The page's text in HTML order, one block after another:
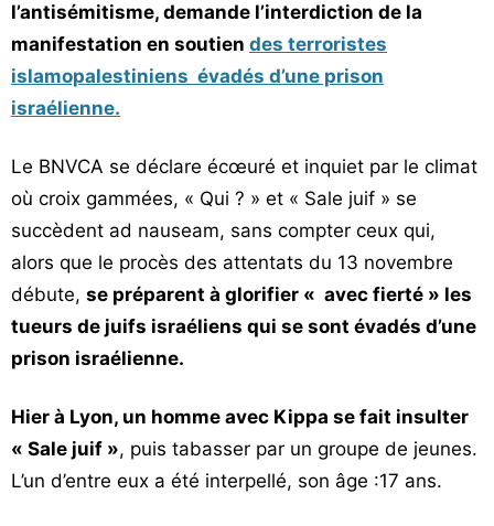
Vos
chroniques
Les
adresses
l’antisémitisme, demande l’interdiction de la
manifestation en soutien des terroristes
islamopalestiniens évadés d’une prison
israélienne.
Le BNVCA se déclare écœuré et inquiet par le climat
où croix gammées, « Qui ? » et « Sale juif » se
succèdent ad nauseam, sans compter ceux qui,
alors que le procès des attentats du 13 novembre
débute, se préparent à glorifier « avec fierté » les
tueurs de juifs israéliens qui se sont évadés d’une
prison israélienne.
Hier à Lyon, un homme avec Kippa se fait insulter
« Sale juif », puis tabasser par un groupe de jeunes.
L’un d’entre eux a été interpellé, son âge :17 ans.